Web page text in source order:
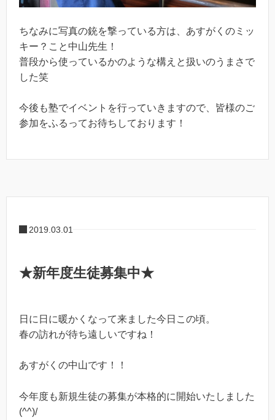
ちなみに写真の銃を撃っている方は、あすがくのミッ
キー？こと中山先生！
普段から使っているかのような構えと扱いのうまさで
した笑
今後も塾でイベントを行っていきますので、皆様のご
参加をふるってお待ちしております！
2019.03.01
★新年度生徒募集中★
日に日に暖かくなって来ました今日この頃。
春の訪れが待ち遠しいですね！
あすがくの中山です！！
今年度も新規生徒の募集が本格的に開始いたしました
(^^)/